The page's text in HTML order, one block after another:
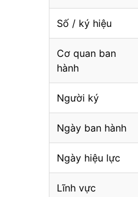
Số / ký hiệu
Cơ quan ban
hành
Người ký
Ngày ban hành
Ngày hiệu lực
Lĩnh vực